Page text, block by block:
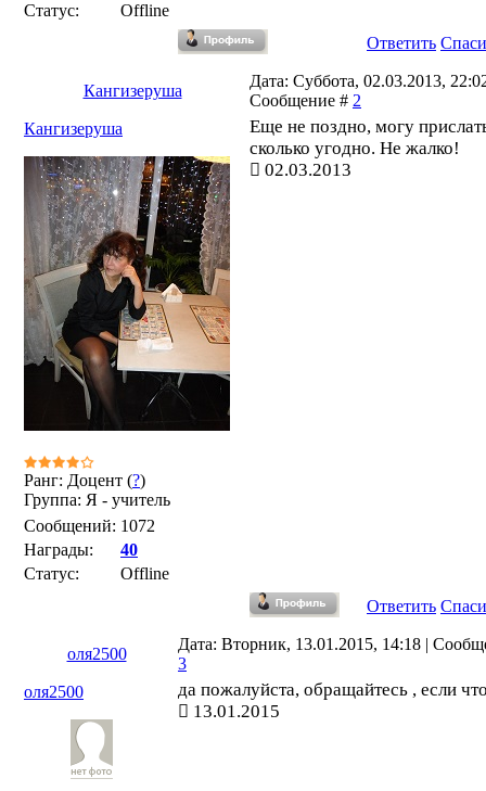
Статус:
Offline
Ответить
Кангизеруша
Дата: Суббота, 02.03.2013,
Сообщение # 2
Кангизеруша
Ранг: Доцент (?)
Группа: Я - учитель
Сообщений: 1072
Награды:
40
Статус:
Offline
Еще не поздно, могу
сколько угодно. Не жалко!
02.03.2013
Ответить
оля2500
Дата: Вторник, 13.01.2015, 14:18 |
3
оля2500
да пожалуйста, обращайтесь , если
13.01.2015